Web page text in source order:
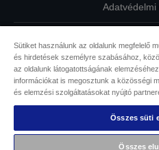
Adatvédelmi
Sütikkel
Az Epson elkötelezettsége
Sütiket használunk az oldalunk megfelelő
és hirdetések személyre szabásához,
az oldalunk látogatottságának
információkat is megosztunk a közösségi
és elemzési szolgáltatásokat nyújtó
Összes süti
Összes